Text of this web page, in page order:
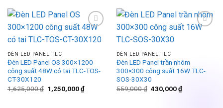
wishlist
ĐÈN LED PANEL TLC
Đèn LED Panel OS 300×1200
công suất 48W có tai TLC-TOS-
CT-30X120
1,625,000₫ Giá
gốc
1,250,000₫Giá
hiện
ĐÈN LED PANEL TLC
Đèn LED Panel trần nhôm
300×300 công suất 16W TLC-
SOS-30X30
559,000₫ Giá
430,000₫Giá
hiện